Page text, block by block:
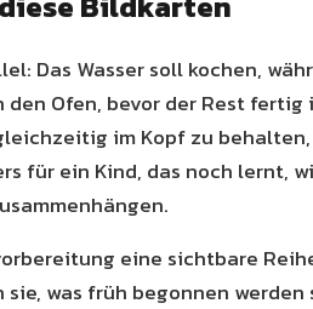
Das Wasser soll kochen,
Ofen, bevor der Rest
im Kopf zu
für ein Kind, das noch lernt,
eine sichtbare
was früh begonnen